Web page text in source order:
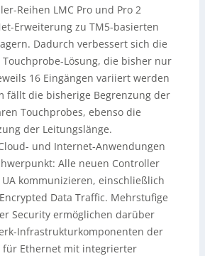
Reihen LMC Pro und Pro 2
Erweiterung zu TM5-basierten
Dadurch verbessert sich die
Lösung, die bisher nur
16 Eingängen variiert werden
fällt die bisherige Begrenzung der
Touchprobes, ebenso die
der Leitungslänge.
und Internet-Anwendungen
Alle neuen Controller
UA kommunizieren, einschließlich
Data Traffic. Mehrstufige
Security ermöglichen darüber
Infrastrukturkomponenten der
für Ethernet mit integrierter